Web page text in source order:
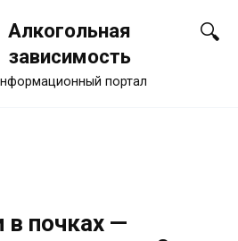
Алкогольная
зависимость
портал
в почках —